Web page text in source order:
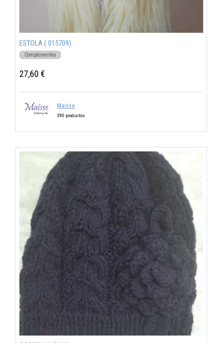
ESTOLA ( 015709)
Complementos
27,60 €
Maisse
390 productos